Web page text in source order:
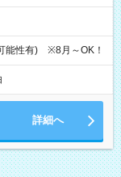
能性有) ※8月～OK！
詳細へ